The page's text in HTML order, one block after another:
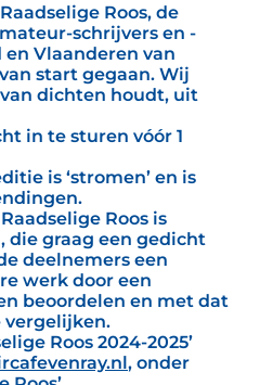
Roos, de
schrijvers en -
Vlaanderen van
start gegaan. Wij
dichten houdt, uit
in te sturen vóór 1
is ‘stromen’ en is
Roos is
die graag een gedicht
deelnemers een
werk door een
beoordelen en met dat
vergelijken.
Roos 2024-2025’
, onder